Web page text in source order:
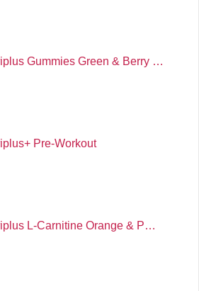
Gummies Green & Berry …
Pre-Workout
L-Carnitine Orange & P…